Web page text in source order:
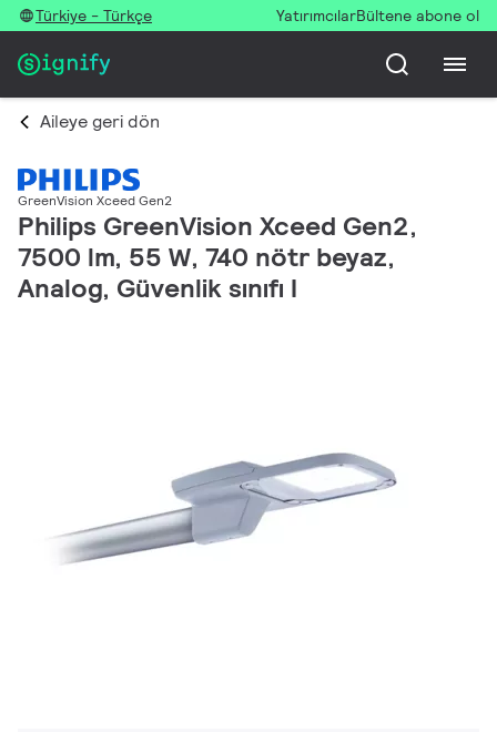
Türkiye - Türkçe YatırımcılarBültene abone ol
Aileye geri dön
GreenVision Xceed Gen2
Philips GreenVision Xceed Gen2,
7500 lm, 55 W, 740 nötr beyaz,
Analog, Güvenlik sınıfı I